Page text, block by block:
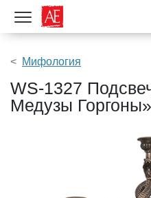
Показать меню
Мифология
WS-1327
Медузы Горгоны»